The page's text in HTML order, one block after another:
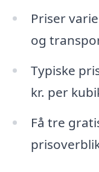
Priser
og
Typiske
kr. per
Få tre